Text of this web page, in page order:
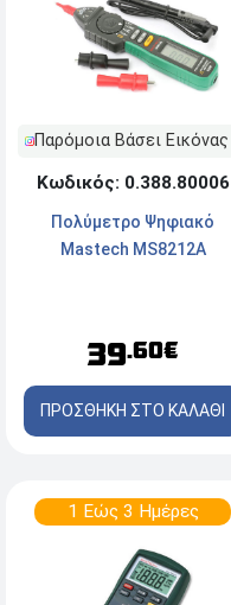
Παρόμοια Βάσει Εικόνας
Κωδικός: 0.388.80006
Πολύμετρο Ψηφιακό
Mastech MS8212A
39.60€
ΠΡΟΣΘΗΚΗ ΣΤΟ ΚΑΛΑΘΙ
1 Εώς 3 Ημέρες